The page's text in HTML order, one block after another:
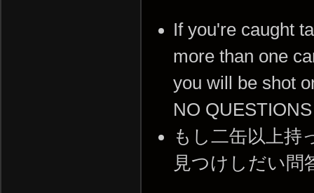
If you're caught
more than one
you will be shot
NO
もし二缶以上持
見つけしだい問